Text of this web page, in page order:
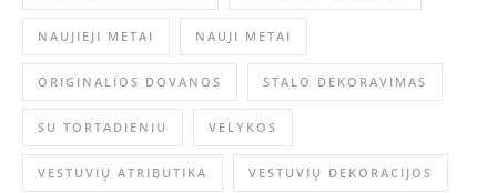
NAUJIEJI METAI NAUJI METAI
ORIGINALIOS DOVANOS STALO DEKORAVIMAS
SU TORTADIENIU VELYKOS
VESTUVIŲ ATRIBUTIKA VESTUVIŲ DEKORACIJOS